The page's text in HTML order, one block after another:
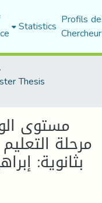
Statistics Profils
Thesis
مستوى
مرحلة
بثانوية: